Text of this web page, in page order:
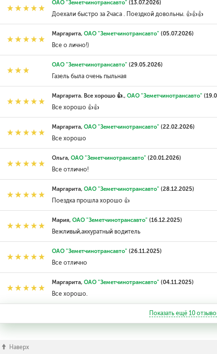
ОАО "Земетчинотрансавто" (13.07.2026)
Доехали быстро за 2часа . Поездкой довольны. 👍👍👍
Маргарита, ОАО "Земетчинотрансавто" (05.07.2026)
Все о лично!)
ОАО "Земетчинотрансавто" (29.05.2026)
Газель была очень пыльная
Маргарита. Все хорошо 👍., ОАО "Земетчинотрансавто"
Все хорошо 👍👍
Маргарита, ОАО "Земетчинотрансавто" (22.02.2026)
Все хорошо
Ольга, ОАО "Земетчинотрансавто" (20.01.2026)
Все отлично!
Маргарита, ОАО "Земетчинотрансавто" (28.12.2025)
Поездка прошла хорошо 👍
Мария, ОАО "Земетчинотрансавто" (16.12.2025)
Вежливый,аккуратный водитель
ОАО "Земетчинотрансавто" (26.11.2025)
Все отлично
Маргарита, ОАО "Земетчинотрансавто" (04.11.2025)
Все хорошо.
Показать ещё 10
Наверх